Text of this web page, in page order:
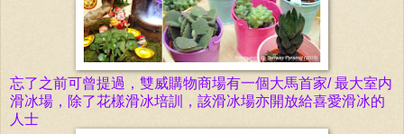
忘了之前可曾提過，雙威購物商場有一個大馬首家/ 最大室内
滑冰場，除了花樣滑冰培訓，該滑冰場亦開放給喜愛滑冰的
人士